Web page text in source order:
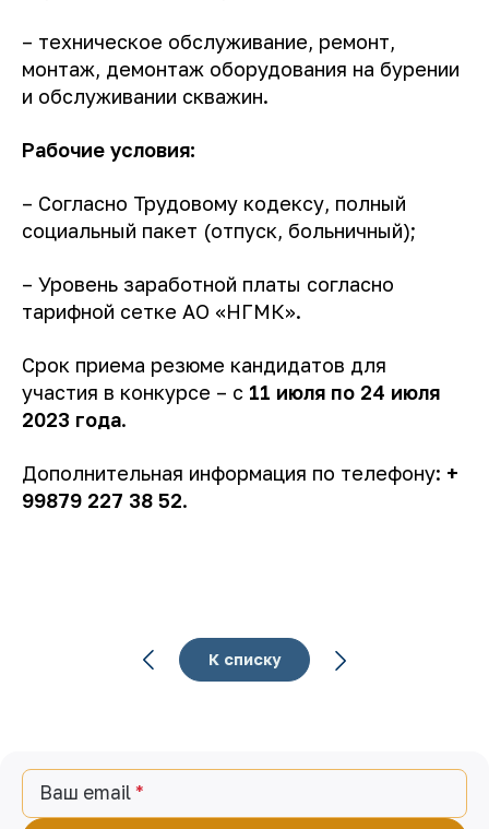
– техническое обслуживание, ремонт,
монтаж, демонтаж оборудования на бурении
и обслуживании скважин.
Рабочие условия:
– Согласно Трудовому кодексу, полный
социальный пакет (отпуск, больничный);
– Уровень заработной платы согласно
тарифной сетке АО «НГМК».
Срок приема резюме кандидатов для
участия в конкурсе – с 11 июля по 24 июля
2023 года.
Дополнительная информация по телефону: +
99879 227 38 52.
К списку
Ваш email